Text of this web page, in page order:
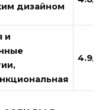
дизайном
и
4.9/5